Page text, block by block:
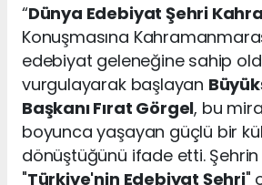
“Dünya Edebiyat Şehri
Konuşmasına
edebiyat geleneğine sahip
vurgulayarak başlayan
Başkanı Fırat Görgel, bu
boyunca yaşayan güçlü bir
dönüştüğünü ifade etti. Şehrin
"Türkiye'nin Edebiyat Şehri"